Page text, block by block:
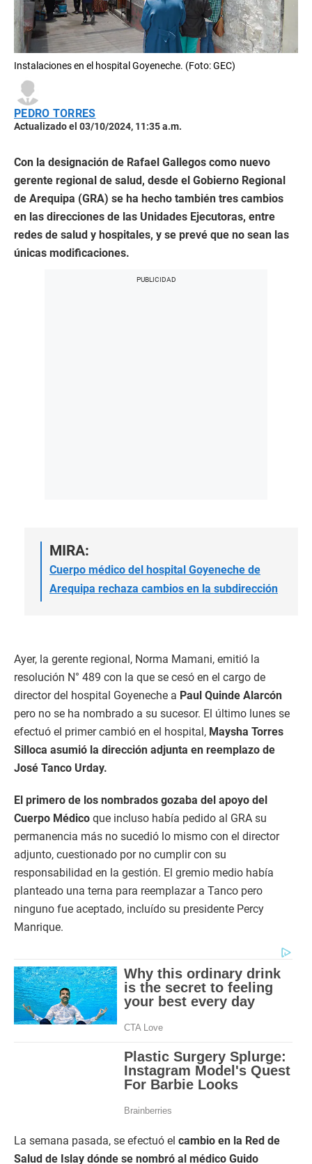
Instalaciones en el hospital Goyeneche. (Foto: GEC)
PEDRO TORRES
Actualizado el 03/10/2024, 11:35 a.m.
Con la designación de Rafael Gallegos como nuevo
gerente regional de salud, desde el Gobierno Regional
de Arequipa (GRA) se ha hecho también tres cambios
en las direcciones de las Unidades Ejecutoras, entre
redes de salud y hospitales, y se prevé que no sean las
únicas modificaciones.
MIRA:
Cuerpo médico del hospital Goyeneche de
Arequipa rechaza cambios en la subdirección
Ayer, la gerente regional, Norma Mamani, emitió la
resolución N° 489 con la que se cesó en el cargo de
director del hospital Goyeneche a Paul Quinde Alarcón
pero no se ha nombrado a su sucesor. El último lunes se
efectuó el primer cambió en el hospital, Maysha Torres
Silloca asumió la dirección adjunta en reemplazo de
José Tanco Urday.
El primero de los nombrados gozaba del apoyo del
Cuerpo Médico que incluso había pedido al GRA su
permanencia más no sucedió lo mismo con el director
adjunto, cuestionado por no cumplir con su
responsabilidad en la gestión. El gremio medio había
planteado una terna para reemplazar a Tanco pero
ninguno fue aceptado, incluído su presidente Percy
Manrique.
La semana pasada, se efectuó el cambio en la Red de
Salud de Islay dónde se nombró al médico Guido